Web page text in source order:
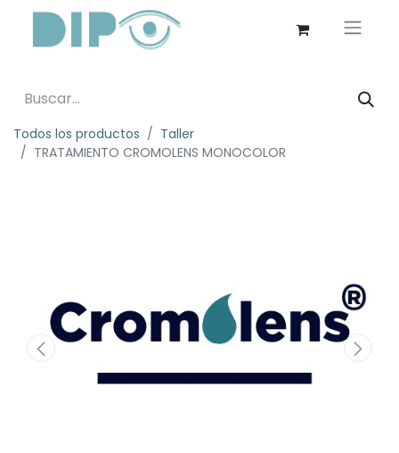
Todos los productos
Taller
TRATAMIENTO CROMOLENS MONOCOLOR